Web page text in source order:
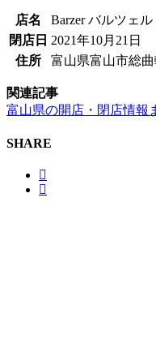
店名
Barzer バルツェル
閉店日 2021年10月21日
住所
富山県富山市総
関連記事
富山県の開店・閉店情報
SHARE